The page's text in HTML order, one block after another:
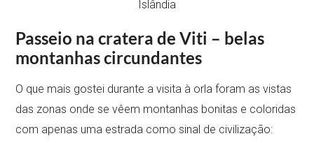
Passeio na cratera de Viti – belas
montanhas circundantes
O que mais gostei durante a visita à orla foram as vistas
das zonas onde se vêem montanhas bonitas e coloridas
com apenas uma estrada como sinal de civilização: